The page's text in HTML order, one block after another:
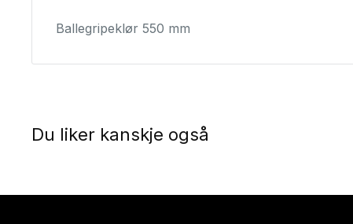
Ballegripeklør 550 mm
Du liker kanskje også